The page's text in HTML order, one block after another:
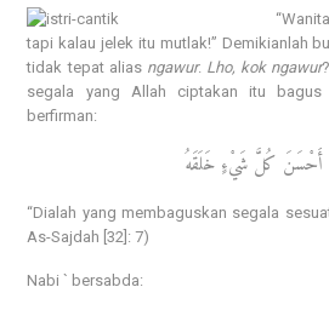
tapi kalau jelek itu mutlak!” Demikianlah
tidak tepat alias ngawur. Lho, kok ngawur
segala yang Allah ciptakan itu bagus
berfirman:
أَحْسَنَ كُلَّ شَيْءٍ خَلَقَهُ
“Dialah yang membaguskan segala
As-Sajdah [32]: 7)
Nabi ` bersabda: